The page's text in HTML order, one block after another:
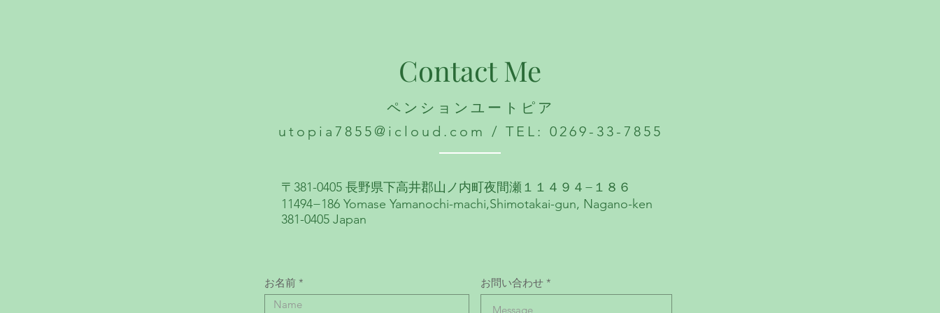
Contact Me
ペンションユートピア
utopia7855@icloud.com / TEL: 0269-33-7855
〒381-0405 長野県下高井郡山ノ内町夜間瀬１１４９４−１８６
11494−186 Yomase Yamanochi-machi,Shimotakai-gun, Nagano-ken
381-0405 Japan
お名前 お問い合わせ